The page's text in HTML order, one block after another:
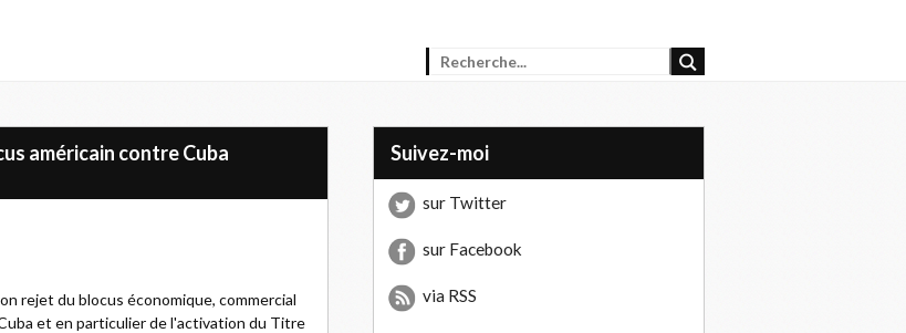
américain contre Cuba
rejet du blocus économique, commercial
et en particulier de l'activation du Titre
Suivez-moi
sur Twitter
sur Facebook
via RSS